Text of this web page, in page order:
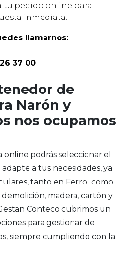
tu pedido online para
inmediata.
llamarnos:
37 00
de
Narón y
nos ocupamos
podrás seleccionar el
a tus necesidades, ya
tanto en Ferrol como
madera, cartón y
Conteco cubrimos un
para gestionar de
siempre cumpliendo con la